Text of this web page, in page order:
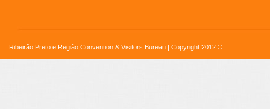
Ribeirão Preto e Região Convention & Visitors Bureau | Copyright 2012 ©